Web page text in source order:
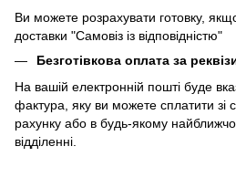
Ви можете розрахувати готовку,
доставки "Самовіз із відповідністю"
Безготівкова оплата за
На вашій електронній пошті буде
фактура, яку ви можете сплатити зі
рахунку або в будь-якому
відділенні.